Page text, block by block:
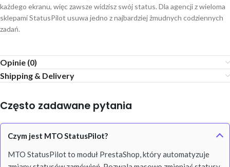
każdego ekranu, więc zawsze widzisz swój status. Dla agencji z wieloma
sklepami StatusPilot usuwa jedno z najbardziej żmudnych codziennych
zadań.
Opinie (0)
Shipping & Delivery
Często zadawane pytania
Czym jest MTO StatusPilot?
MTO StatusPilot to moduł PrestaShop, który automatyzuje